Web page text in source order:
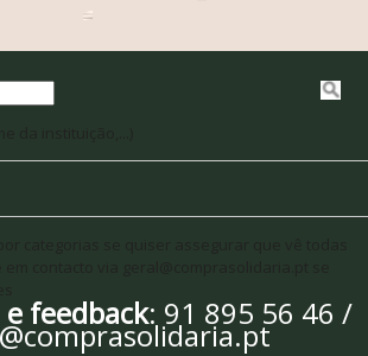
feedback: 91 895 56 46 /